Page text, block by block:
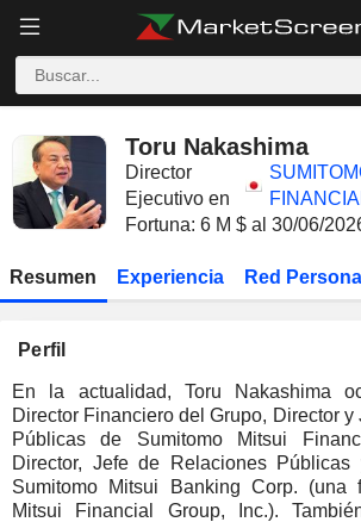
Toru Nakashima
Director
Ejecutivo en
Fortuna: 6 M $ al 30/06/
Resumen Experiencia Red Personal
Perfil
En la actualidad, Toru Nakashima
Director Financiero del Grupo, Director
Públicas de Sumitomo Mitsui
Director, Jefe de Relaciones
Sumitomo Mitsui Banking Corp. (una
Mitsui Financial Group, Inc.).